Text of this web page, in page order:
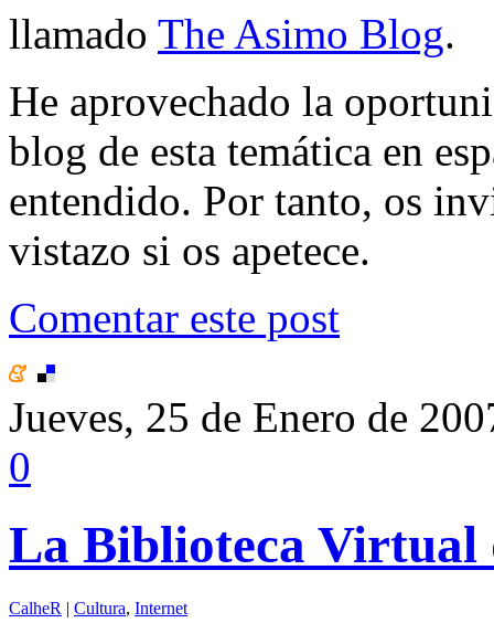
llamado The Asimo Blog.
He aprovechado la
blog de esta temática en
entendido. Por tanto, os
vistazo si os apetece.
Comentar este post
Jueves, 25 de Enero de
0
La Biblioteca Virtual
CalheR | Cultura, Internet